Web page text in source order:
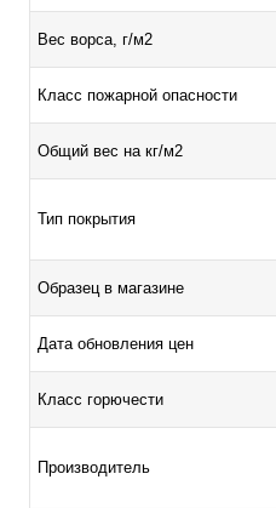
Вес ворса, г/м2
Класс пожарной опасности
Общий вес на кг/м2
Тип покрытия
Образец в магазине
Дата обновления цен
Класс горючести
Производитель